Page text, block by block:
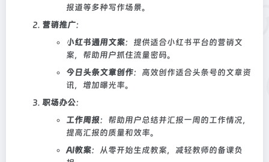
报道等多种写作场景。
营销推广：
小红书通用文案：提供适合小红书平台的营销文
案，帮助用户抓住流量密码。
今日头条文章创作：高效创作适合头条号的文章资
讯，增加曝光率。
职场办公：
工作周报：帮助用户总结并汇报一周的工作情况，
提高汇报的质量和效率。
AI教案：从零开始生成教案，减轻教师的备课负